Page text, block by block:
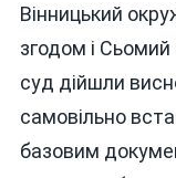
Вінницький
згодом і Сьомий
суд дійшли
самовільно
базовим